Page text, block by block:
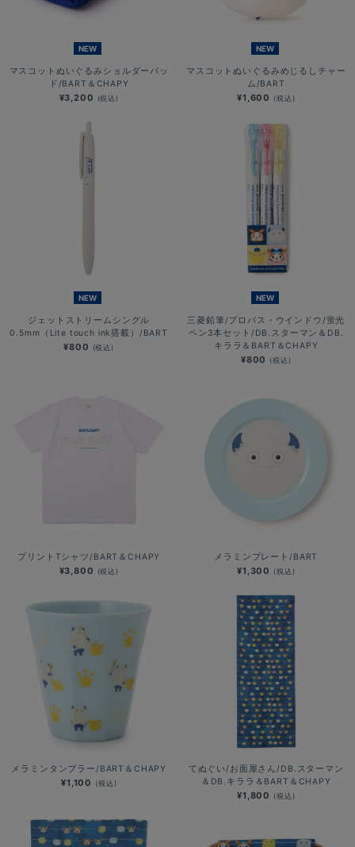
NEW
マスコットぬいぐるみショルダーパッ
ド/BART＆CHAPY
¥3,200 (税込)
NEW
マスコットぬいぐるみめじるしチャー
ム/BART
¥1,600 (税込)
NEW
ジェットストリームシングル
0.5mm（Lite touch ink搭載）/BART
¥800 (税込)
NEW
三菱鉛筆/プロパス・ウインドウ/蛍光
ペン3本セット/DB.スターマン＆DB.
キララ＆BART＆CHAPY
¥800 (税込)
プリントTシャツ/BART＆CHAPY
¥3,800 (税込)
メラミンプレート/BART
¥1,300 (税込)
メラミンタンブラー/BART＆CHAPY
¥1,100 (税込)
てぬぐい/お面屋さん/DB.スターマン
＆DB.キララ＆BART＆CHAPY
¥1,800 (税込)